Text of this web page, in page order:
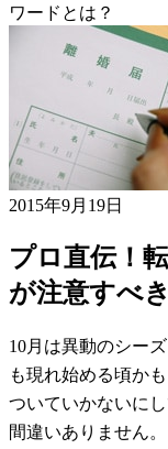
ワードとは？
2015年9月19日
プロ直伝！
が注意すべ
10月は異動のシー
も現れ始める頃か
ついていかないに
間違いありません